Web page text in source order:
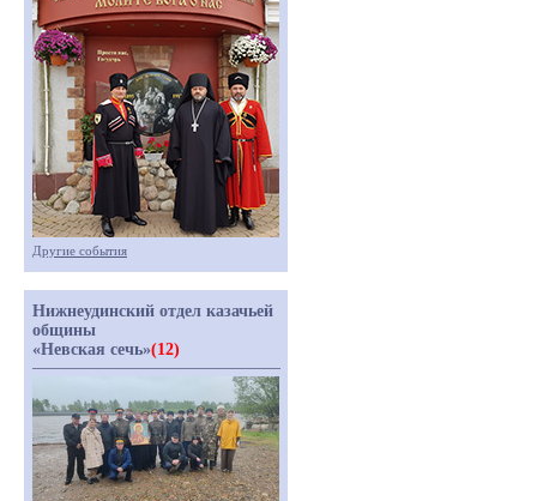
Другие события
Нижнеудинский отдел казачьей
общины
«Невская сечь»(12)